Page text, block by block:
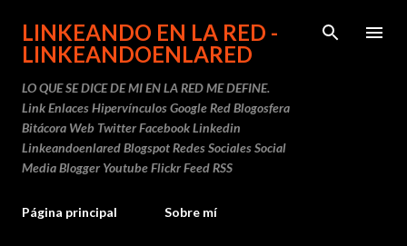
Ir al contenido principal
LINKEANDO EN LA RED -
LINKEANDOENLARED
LO QUE SE DICE DE MI EN LA RED ME DEFINE.
Link Enlaces Hipervínculos Google Red Blogosfera
Bitácora Web Twitter Facebook Linkedin
Linkeandoenlared Blogspot Redes Sociales Social
Media Blogger Youtube Flickr Feed RSS
Página principal Sobre mí